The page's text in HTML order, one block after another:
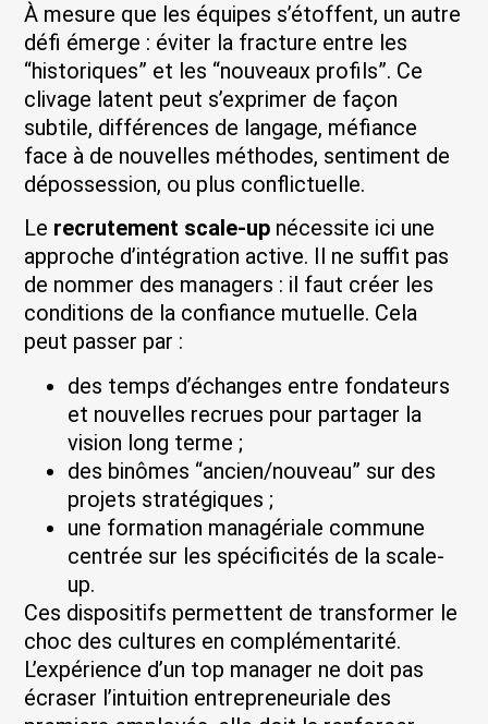
À mesure que les équipes s’étoffent, un autre
défi émerge : éviter la fracture entre les
“historiques” et les “nouveaux profils”. Ce
clivage latent peut s’exprimer de façon
subtile, différences de langage, méfiance
face à de nouvelles méthodes, sentiment de
dépossession, ou plus conflictuelle.
Le recrutement scale-up nécessite ici une
approche d’intégration active. Il ne suffit pas
de nommer des managers : il faut créer les
conditions de la confiance mutuelle. Cela
peut passer par :
des temps d’échanges entre fondateurs
et nouvelles recrues pour partager la
vision long terme ;
des binômes “ancien/nouveau” sur des
projets stratégiques ;
une formation managériale commune
centrée sur les spécificités de la scale-
up.
Ces dispositifs permettent de transformer le
choc des cultures en complémentarité.
L’expérience d’un top manager ne doit pas
écraser l’intuition entrepreneuriale des